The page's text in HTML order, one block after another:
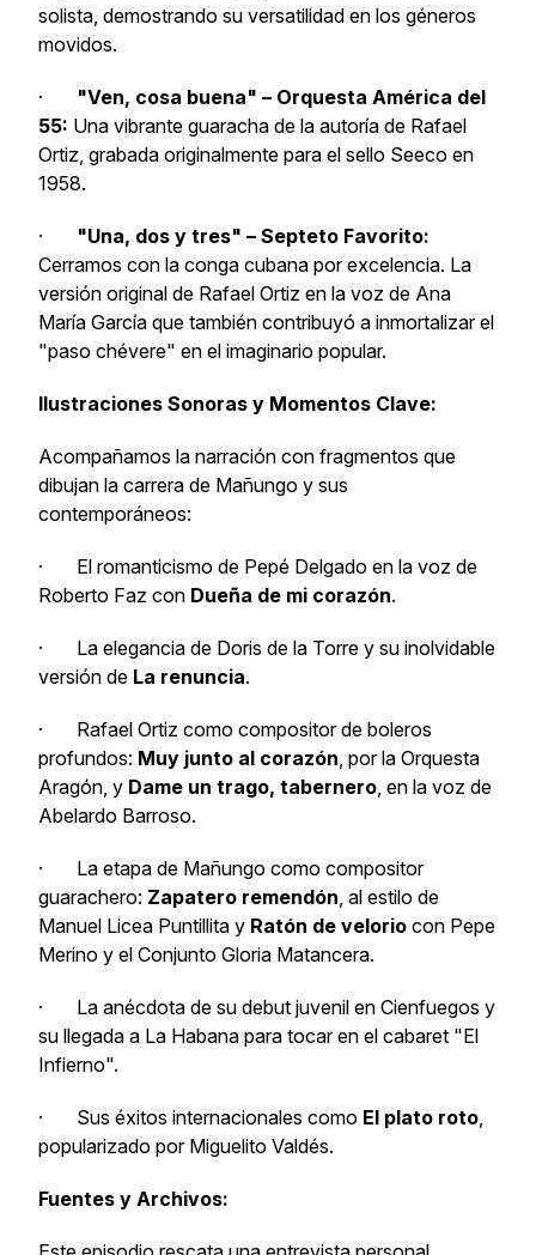
solista, demostrando su versatilidad en los géneros
movidos.
· "Ven, cosa buena" – Orquesta América del
55: Una vibrante guaracha de la autoría de Rafael
Ortiz, grabada originalmente para el sello Seeco en
1958.
· "Una, dos y tres" – Septeto Favorito:
Cerramos con la conga cubana por excelencia. La
versión original de Rafael Ortiz en la voz de Ana
María García que también contribuyó a inmortalizar el
"paso chévere" en el imaginario popular.
Ilustraciones Sonoras y Momentos Clave:
Acompañamos la narración con fragmentos que
dibujan la carrera de Mañungo y sus
contemporáneos:
· El romanticismo de Pepé Delgado en la voz de
Roberto Faz con Dueña de mi corazón.
· La elegancia de Doris de la Torre y su inolvidable
versión de La renuncia.
· Rafael Ortiz como compositor de boleros
profundos: Muy junto al corazón, por la Orquesta
Aragón, y Dame un trago, tabernero, en la voz de
Abelardo Barroso.
· La etapa de Mañungo como compositor
guarachero: Zapatero remendón, al estilo de
Manuel Licea Puntillita y Ratón de velorio con Pepe
Merino y el Conjunto Gloria Matancera.
· La anécdota de su debut juvenil en Cienfuegos y
su llegada a La Habana para tocar en el cabaret "El
Infierno".
· Sus éxitos internacionales como El plato roto,
popularizado por Miguelito Valdés.
Fuentes y Archivos: